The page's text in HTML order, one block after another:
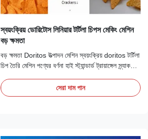
স্বয়ংক্রিয় ডোরিটোস লিনিয়ার টর্টিলা চিপস মেকিং মেশিন
বড় ক্ষমতা
বড় ক্ষমতা Doritos উত্পাদন মেশিন স্বয়ংক্রিয় doritos টর্টিলা
চিপ তৈরি মেশিন পণ্যের বর্ণনা হাই স্ট্যান্ডার্ড ট্রায়াঙ্গেল স্ন্যাক
কৌশল গ্রহণ করে যা দুটি ধরণের পণ্য এক্সট্রুড করতে পারেছোট
আকারের কর্ন চিপস তৈরির মেশিনএকই সময়ে ডাবল স্ক্রু
সেরা দাম পান